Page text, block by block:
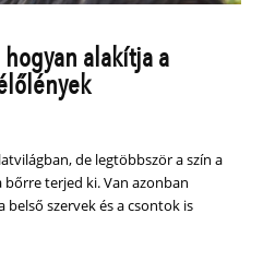
alakítja a
de legtöbbször a szín a
bőrre terjed ki. Van azonban
belső szervek és a csontok is